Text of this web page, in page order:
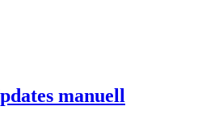
manuell